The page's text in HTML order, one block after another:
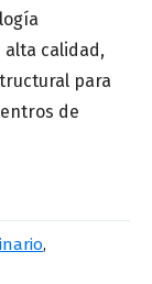
calidad,
para
de
,